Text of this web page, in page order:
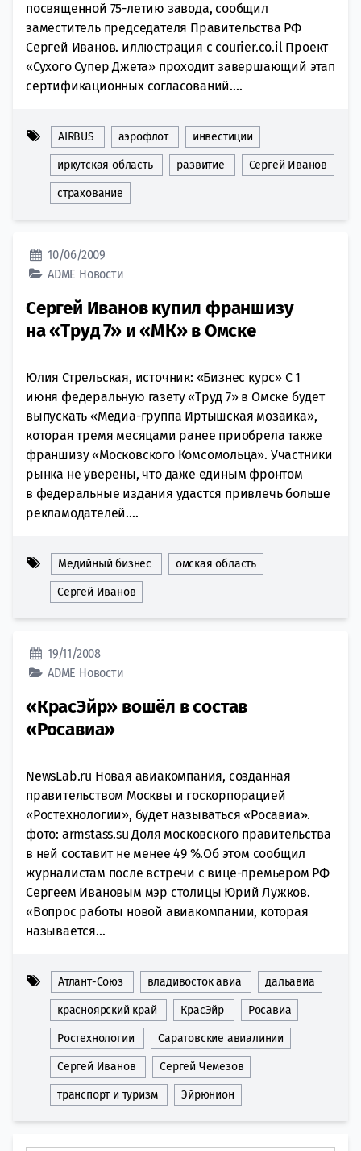
посвященной 75-летию завода, сообщил
заместитель председателя Правительства РФ
Сергей Иванов. иллюстрация с courier.co.il Проект
«Сухого Супер Джета» проходит завершающий этап
сертификационных согласований....
AIRBUS аэрофлот инвестиции
иркутская область развитие Сергей Иванов
страхование
10/06/2009
ADME Новости
Сергей Иванов купил франшизу
на «Труд 7» и «МК» в Омске
Юлия Стрельская, источник: «Бизнес курс» С 1
июня федеральную газету «Труд 7» в Омске будет
выпускать «Медиа-группа Иртышская мозаика»,
которая тремя месяцами ранее приобрела также
франшизу «Московского Комсомольца». Участники
рынка не уверены, что даже единым фронтом
в федеральные издания удастся привлечь больше
рекламодателей....
Медийный бизнес омская область
Сергей Иванов
19/11/2008
ADME Новости
«КрасЭйр» вошёл в состав
«Росавиа»
NewsLab.ru Новая авиакомпания, созданная
правительством Москвы и госкорпорацией
«Ростехнологии», будет называться «Росавиа».
фото: armstass.su Доля московского правительства
в ней составит не менее 49 %.Об этом сообщил
журналистам после встречи с вице-премьером РФ
Сергеем Ивановым мэр столицы Юрий Лужков.
«Вопрос работы новой авиакомпании, которая
называется...
Атлант-Союз владивосток авиа дальавиа
красноярский край КрасЭйр Росавиа
Ростехнологии Саратовские авиалинии
Сергей Иванов Сергей Чемезов
транспорт и туризм Эйрюнион